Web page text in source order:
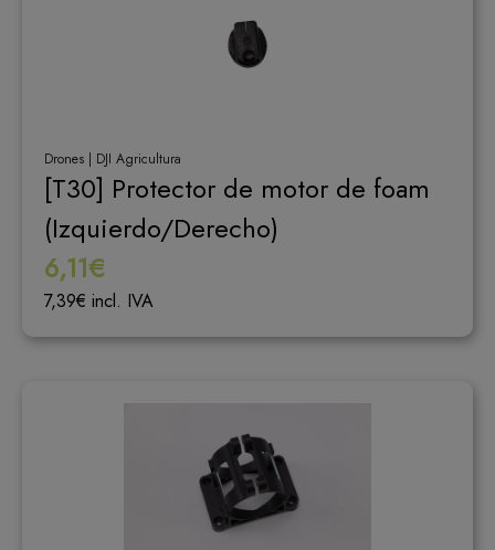
Drones | DJI Agricultura
[T30] Protector de motor de foam
(Izquierdo/Derecho)
6,11€
7,39€ incl. IVA